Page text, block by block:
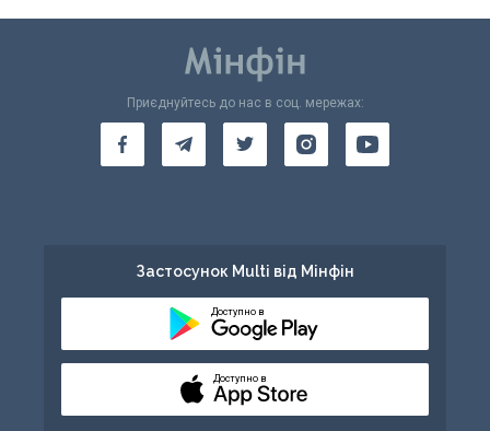
Приєднуйтесь до нас в соц. мережах:
Застосунок Multi від Мінфін
Доступно в
Доступно в